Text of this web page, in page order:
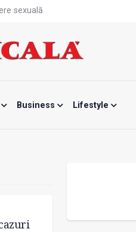
Business Lifestyle